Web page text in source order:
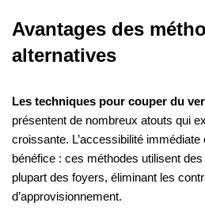
Avantages des
alternatives
Les techniques pour couper du
présentent de nombreux atouts qui
croissante. L’accessibilité
bénéfice : ces méthodes utilisent
plupart des foyers, éliminant les
d’approvisionnement.